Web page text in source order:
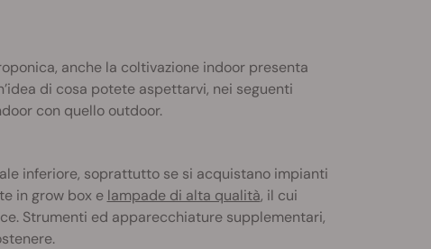
anche la coltivazione indoor presenta
di cosa potete aspettarvi, nei seguenti
con quello outdoor.
inferiore, soprattutto se si acquistano impianti
in grow box e lampade di alta qualità, il cui
Strumenti ed apparecchiature supplementari,